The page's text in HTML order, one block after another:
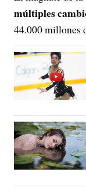
múltiples
44.000 millones